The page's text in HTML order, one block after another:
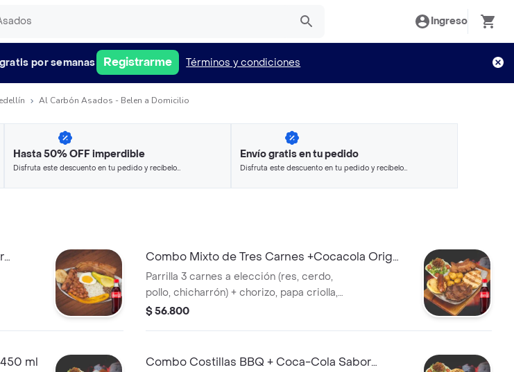
Ingreso
por semanas Registrarme Términos y condiciones
Al Carbón Asados - Belen a Domicilio
Hasta 50% OFF imperdible
Disfruta este descuento en tu pedido y recíbelo
Envío gratis en tu pedido
Disfruta este descuento en tu pedido y recíbelo
Combo Mixto de Tres Carnes +Cocacola Orig
450 ml
Parrilla 3 carnes a elección (res, cerdo,
pollo, chicharrón) + chorizo, papa criolla,
ensalada, arepa de queso + Gaseosa
$ 56.800
ml
Combo Costillas BBQ + Coca-Cola Sabor